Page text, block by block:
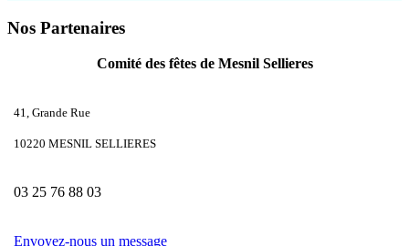
Nos Partenaires
Comité des fêtes de Mesnil Sellieres
41, Grande Rue
10220 MESNIL SELLIERES
03 25 76 88 03
Envoyez-nous un message